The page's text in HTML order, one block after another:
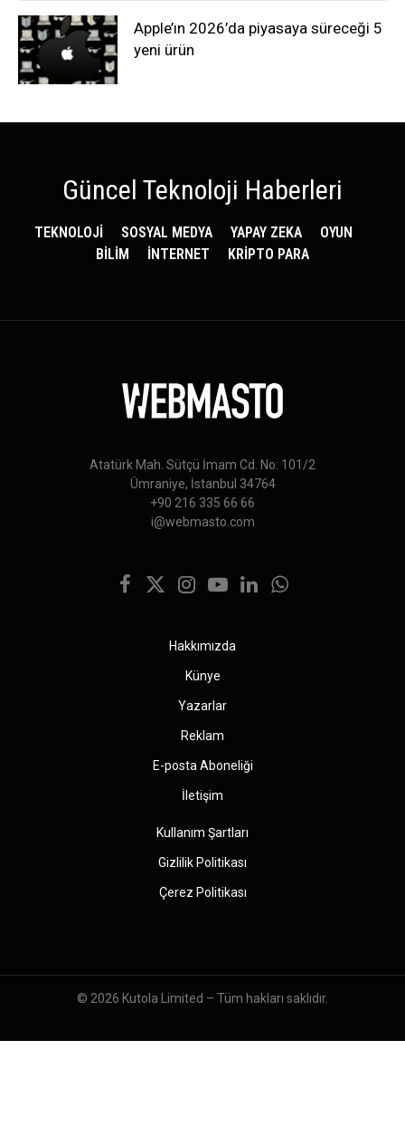
Apple’ın 2026’da piyasaya süreceği 5
yeni ürün
Güncel Teknoloji Haberleri
TEKNOLOJİ SOSYAL MEDYA YAPAY ZEKA
OYUN
BİLİM
İNTERNET KRİPTO PARA
Atatürk Mah. Sütçü İmam Cd. No: 101/2
Ümraniye, İstanbul 34764
+90 216 335 66 66
i@webmasto.com
Facebook
X
Instagram
YouTubeLinkedInWhatsApp
Hakkımızda
Künye
Yazarlar
Reklam
E-posta Aboneliği
İletişim
Kullanım Şartları
Gizlilik Politikası
Çerez Politikası
© 2026 Kutola Limited – Tüm hakları saklıdır.